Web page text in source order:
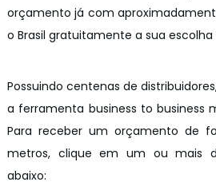
orçamento já com
o Brasil gratuitamente a sua escolha
Possuindo centenas de
a ferramenta business to business
Para receber um orçamento de
metros, clique em um ou mais
abaixo: